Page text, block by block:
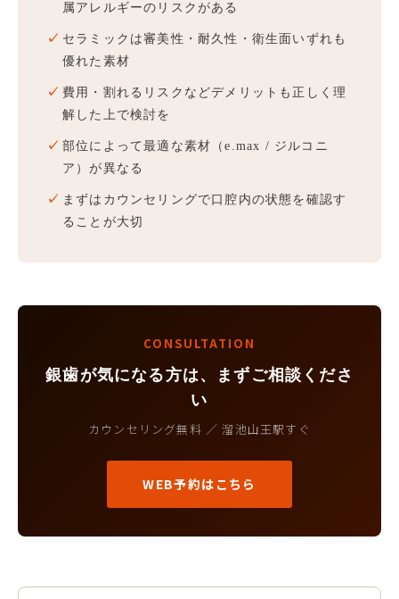
属アレルギーのリスクがある
✓ セラミックは審美性・耐久性・衛生面いずれも
優れた素材
✓ 費用・割れるリスクなどデメリットも正しく理
解した上で検討を
✓ 部位によって最適な素材（e.max / ジルコニ
ア）が異なる
✓ まずはカウンセリングで口腔内の状態を確認す
ることが大切
CONSULTATION
銀歯が気になる方は、まずご相談くださ
い
カウンセリング無料 ／ 溜池山王駅すぐ
WEB予約はこちら